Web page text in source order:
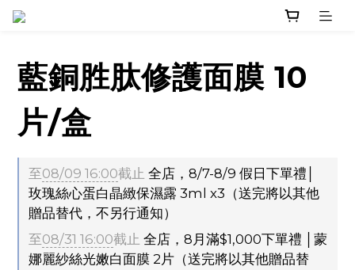
藍銅胜肽修護面膜 10
片/盒
至08/09 16:00截止 全店，8/7-8/9 假日下單禮│
玫瑰絲心蛋白晶緻保濕露 3ml x3（送完將以其他
贈品替代，不另行通知）
至08/31 16:00截止 全店，8月滿$1,000下單禮 │蒙
娜麗紗絲光嫩白面膜 2片（送完將以其他贈品替